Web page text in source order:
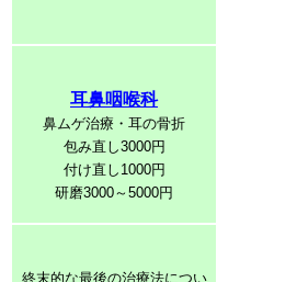
耳鼻咽喉科
鼻ムゲ治療・耳の骨折
包み直し3000円
付け直し1000円
研磨3000～5000円
終末的な最後の治療法につい